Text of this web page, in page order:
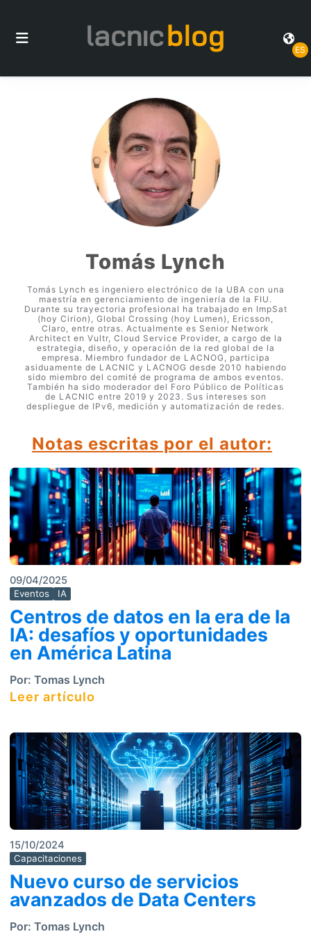
ES
Tomás Lynch
Tomás Lynch es ingeniero electrónico de la UBA con una
maestría en gerenciamiento de ingeniería de la FIU.
Durante su trayectoria profesional ha trabajado en ImpSat
(hoy Cirion), Global Crossing (hoy Lumen), Ericsson,
Claro, entre otras. Actualmente es Senior Network
Architect en Vultr, Cloud Service Provider, a cargo de la
estrategia, diseño, y operación de la red global de la
empresa. Miembro fundador de LACNOG, participa
asiduamente de LACNIC y LACNOG desde 2010 habiendo
sido miembro del comité de programa de ambos eventos.
También ha sido moderador del Foro Público de Políticas
de LACNIC entre 2019 y 2023. Sus intereses son
despliegue de IPv6, medición y automatización de redes.
Notas escritas por el autor:
09/04/2025
Eventos IA
Centros de datos en la era de la
IA: desafíos y oportunidades
en América Latina
Por: Tomas Lynch
Leer artículo
15/10/2024
Capacitaciones
Nuevo curso de servicios
avanzados de Data Centers
Por: Tomas Lynch